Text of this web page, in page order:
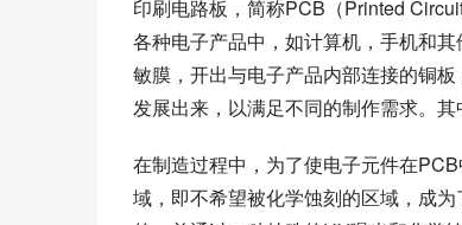
印刷电路板，简称PCB（Printed
各种电子产品中，如计算机，手机和
敏膜，开出与电子产品内部连接的铜
发展出来，以满足不同的制作需求。
在制造过程中，为了使电子元件在
域，即不希望被化学蚀刻的区域，成